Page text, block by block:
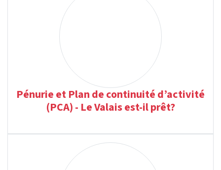
Pénurie et Plan de continuité d’activité
(PCA) - Le Valais est-il prêt?